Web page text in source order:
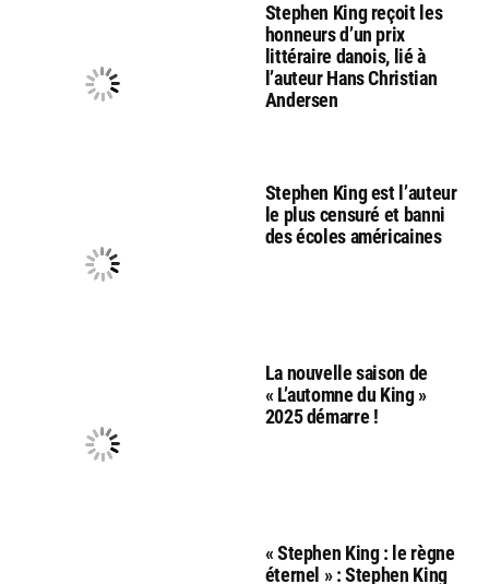
Stephen King reçoit les
honneurs d’un prix
littéraire danois, lié à
l’auteur Hans Christian
Andersen
Stephen King est l’auteur
le plus censuré et banni
des écoles américaines
La nouvelle saison de
« L’automne du King »
2025 démarre !
« Stephen King : le règne
éternel » : Stephen King